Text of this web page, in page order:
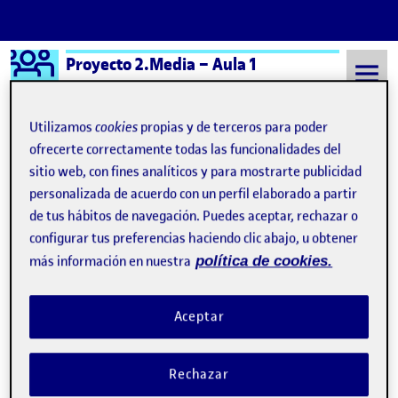
Saltar al contenido
Logo Ágora
Proyecto 2.Media – Aula 1
Semestre 20241 - Aula 1 Eva Maria Seoane Martinez
Eva Maria Seoane
Martinez
Eva Maria Seoane Martinez
Hola a todos, Soy Eva María Seoane Martínez y quiero compartir
con vosotros el resultado de mi proyecto final para la asignatura
Utilizamoscookies propias y de terceros para poder
ofrecerte correctamente todas las funcionalidades del
sitio web, con fines analíticos y para mostrarte publicidad
personalizada de acuerdo con un perfil elaborado a partir
de tus hábitos de navegación. Puedes aceptar, rechazar o
configurar tus preferencias haciendo clic abajo, u obtener
más información en nuestra política de cookies.
Rechazar
Aceptar